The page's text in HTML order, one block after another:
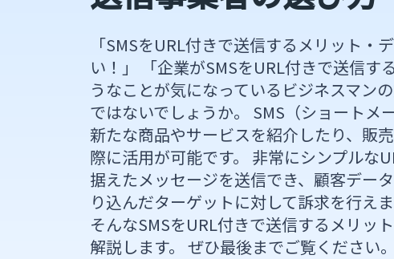
「SMSをURL付きで送信するメリット・
い！」 「企業がSMSをURL付きで送信す
うなことが気になっているビジネスマン
ではないでしょうか。 SMS（ショートメ
新たな商品やサービスを紹介したり、販
際に活用が可能です。 非常にシンプルな
据えたメッセージを送信でき、顧客デー
り込んだターゲットに対して訴求を行えま
そんなSMSをURL付きで送信するメリッ
解説します。 ぜひ最後までご覧ください。